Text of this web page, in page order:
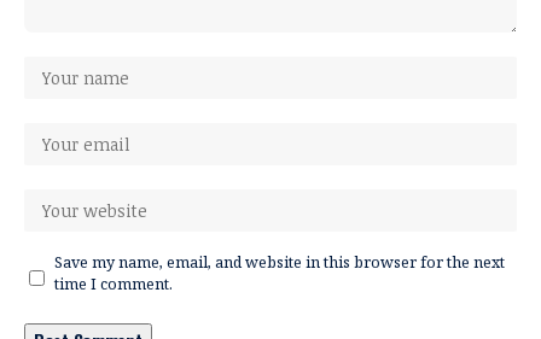
Save my name, email, and website in this browser for the next
time I comment.